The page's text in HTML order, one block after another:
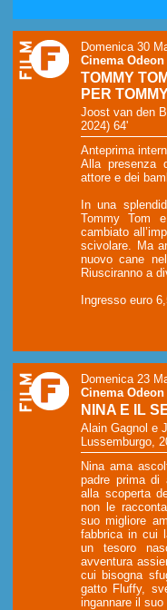
Domenica 30
Cinema Odeon
TOMMY
PER
Joost van den
2024) 64'
Anteprima
Alla presenza
attore e dei
In una
Tommy Tom
cambiato
scivolare. Ma
nuovo cane
Riusciranno a
Ingresso euro
Domenica 23
Cinema Odeon
NINA E IL
Alain Gagnol e
Lussemburgo,
Nina ama
padre prima di
alla scoperta
non le
suo migliore
fabbrica in cui
un tesoro
avventura
cui bisogna
gatto Fluffy,
ingannare il suo